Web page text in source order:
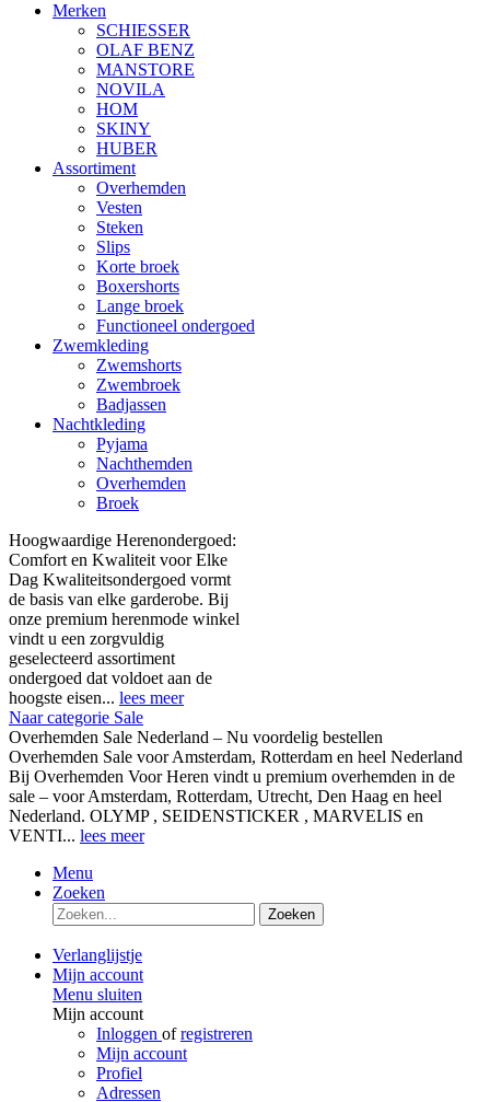
Merken
SCHIESSER
OLAF BENZ
MANSTORE
NOVILA
HOM
SKINY
HUBER
Assortiment
Overhemden
Vesten
Steken
Slips
Korte broek
Boxershorts
Lange broek
Functioneel ondergoed
Zwemkleding
Zwemshorts
Zwembroek
Badjassen
Nachtkleding
Pyjama
Nachthemden
Overhemden
Broek
Hoogwaardige Herenondergoed:
Comfort en Kwaliteit voor Elke
Dag Kwaliteitsondergoed vormt
de basis van elke garderobe. Bij
onze premium herenmode winkel
vindt u een zorgvuldig
geselecteerd assortiment
ondergoed dat voldoet aan de
hoogste eisen... lees meer
Naar categorie Sale
Overhemden Sale Nederland – Nu voordelig bestellen
Overhemden Sale voor Amsterdam, Rotterdam en heel Nederland
Bij Overhemden Voor Heren vindt u premium overhemden in de
sale – voor Amsterdam, Rotterdam, Utrecht, Den Haag en heel
Nederland. OLYMP , SEIDENSTICKER , MARVELIS en
VENTI... lees meer
Menu
Zoeken
Zoeken
Verlanglijstje
Mijn account
Menu sluiten
Mijn account
Inloggen ofregistreren
Mijn account
Profiel
Adressen